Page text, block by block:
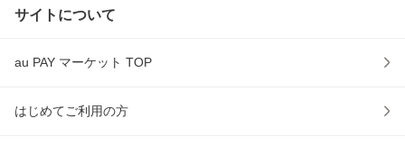
サイトについて
au PAY マーケット TOP
はじめてご利用の方